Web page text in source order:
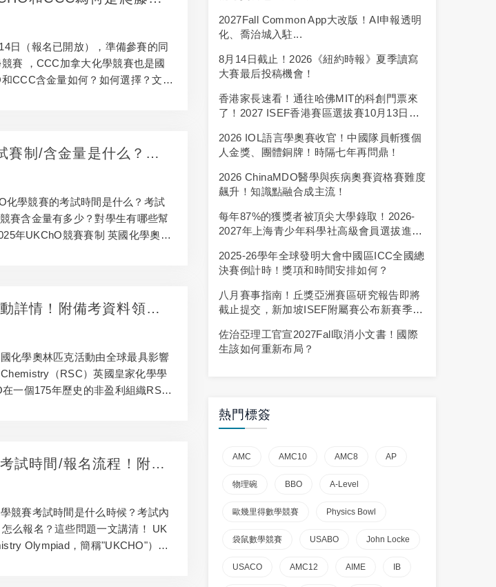
日（報名已開放），準備參賽的同
賽 ，CCC加拿大化學競賽也是國
CCC含金量如何？如何選擇？文中
賽制/含金量是什么？一
附備考資料領取！
化學競賽的考試時間是什么？考試
賽含金量有多少？對學生有哪些幫
年UKChO競賽賽制 英國化學奧林
詳情！附備考資料領
化學奧林匹克活動由全球最具影響
（RSC）英國皇家化學學
一個175年歷史的非盈利組織RSC
試時間/報名流程！附備
競賽考試時間是什么時候？考試內
么報名？這些問題一文講清！ UK
Olympiad，簡稱"UKCHO"）是
2027Fall Common App大改版！AI申報透明
化、喬治城入駐...
8月14日截止！2026《紐約時報》夏季讀寫
大賽最后投稿機會！
香港家長速看！通往哈佛MIT的科創門票來
了！2027 ISEF香港賽區選拔賽10月13日截
2026 IOL語言學奧賽收官！中國隊員斬獲個
人金獎、團體銅牌！時隔七年再問鼎！
2026 ChinaMDO醫學與疾病奧賽資格賽難度
飆升！知識點融合成主流！
每年87%的獲獎者被頂尖大學錄取！2026-
2027年上海青少年科學社高級會員選拔進入
2025-26學年全球發明大會中國區ICC全國總
決賽倒計時！獎項和時間安排如何？
八月賽事指南！丘獎亞洲賽區研究報告即將
截止提交，新加坡ISEF附屬賽公布新賽季時
佐治亞理工官宣2027Fall取消小文書！國際
生該如何重新布局？
熱門標簽
AMC AMC10 AMC8 AP
物理碗 BBO A-Level
歐幾里得數學競賽 Physics Bowl
袋鼠數學競賽 USABO John Locke
USACO AMC12 AIME IB